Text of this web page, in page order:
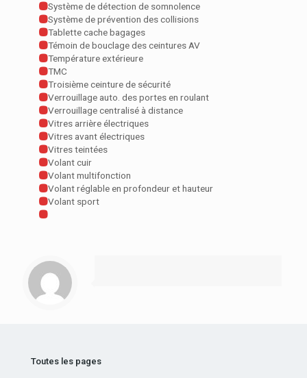
Système de détection de somnolence
Système de prévention des collisions
Tablette cache bagages
Témoin de bouclage des ceintures AV
Température extérieure
TMC
Troisième ceinture de sécurité
Verrouillage auto. des portes en roulant
Verrouillage centralisé à distance
Vitres arrière électriques
Vitres avant électriques
Vitres teintées
Volant cuir
Volant multifonction
Volant réglable en profondeur et hauteur
Volant sport
Toutes les pages